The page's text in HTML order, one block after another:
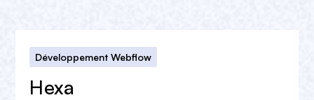
Développement Webflow
Hexa